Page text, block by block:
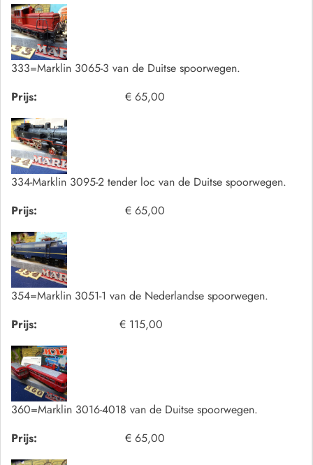
333=Marklin 3065-3 van de Duitse spoorwegen.
Prijs:
€ 65,00
334-Marklin 3095-2 tender loc van de Duitse spoorwegen.
Prijs:
€ 65,00
354=Marklin 3051-1 van de Nederlandse spoorwegen.
Prijs:
€ 115,00
360=Marklin 3016-4018 van de Duitse spoorwegen.
Prijs:
€ 65,00